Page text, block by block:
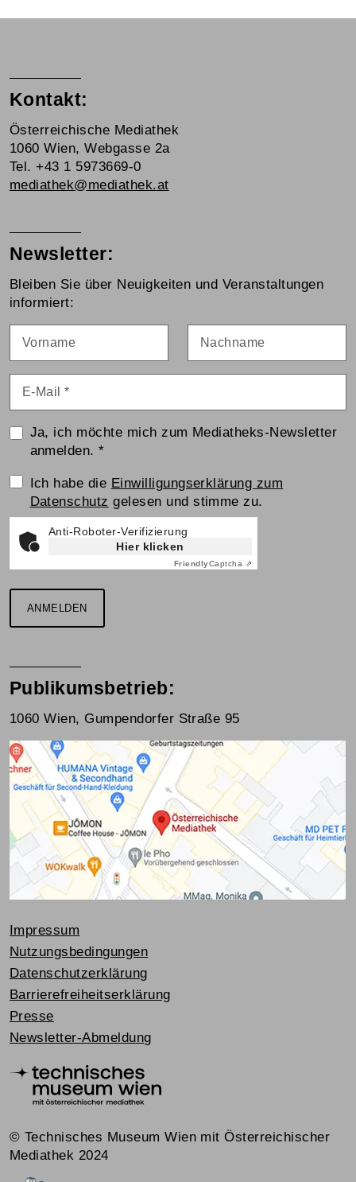
Kontakt:
Österreichische Mediathek
1060 Wien, Webgasse 2a
Tel. +43 1 5973669-0
mediathek@mediathek.at
Newsletter:
Bleiben Sie über Neuigkeiten und Veranstaltungen
informiert:
Ja, ich möchte mich zum Mediatheks-Newsletter
anmelden.*
Einwilligungserklärung
Ich habe die Einwilligungserklärung zum
Datenschutz gelesen und stimme zu.
Anti-Roboter-Verifizierung
Hier klicken
FriendlyCaptcha ⇗
ANMELDEN
Publikumsbetrieb:
1060 Wien, Gumpendorfer Straße 95
Impressum
Nutzungsbedingungen
Datenschutzerklärung
Barrierefreiheitserklärung
Presse
Newsletter-Abmeldung
© Technisches Museum Wien mit Österreichischer
Mediathek 2024